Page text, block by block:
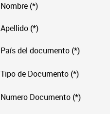
Nombre (*)
Apellido (*)
País del documento (*)
Tipo de Documento (*)
Numero Documento (*)